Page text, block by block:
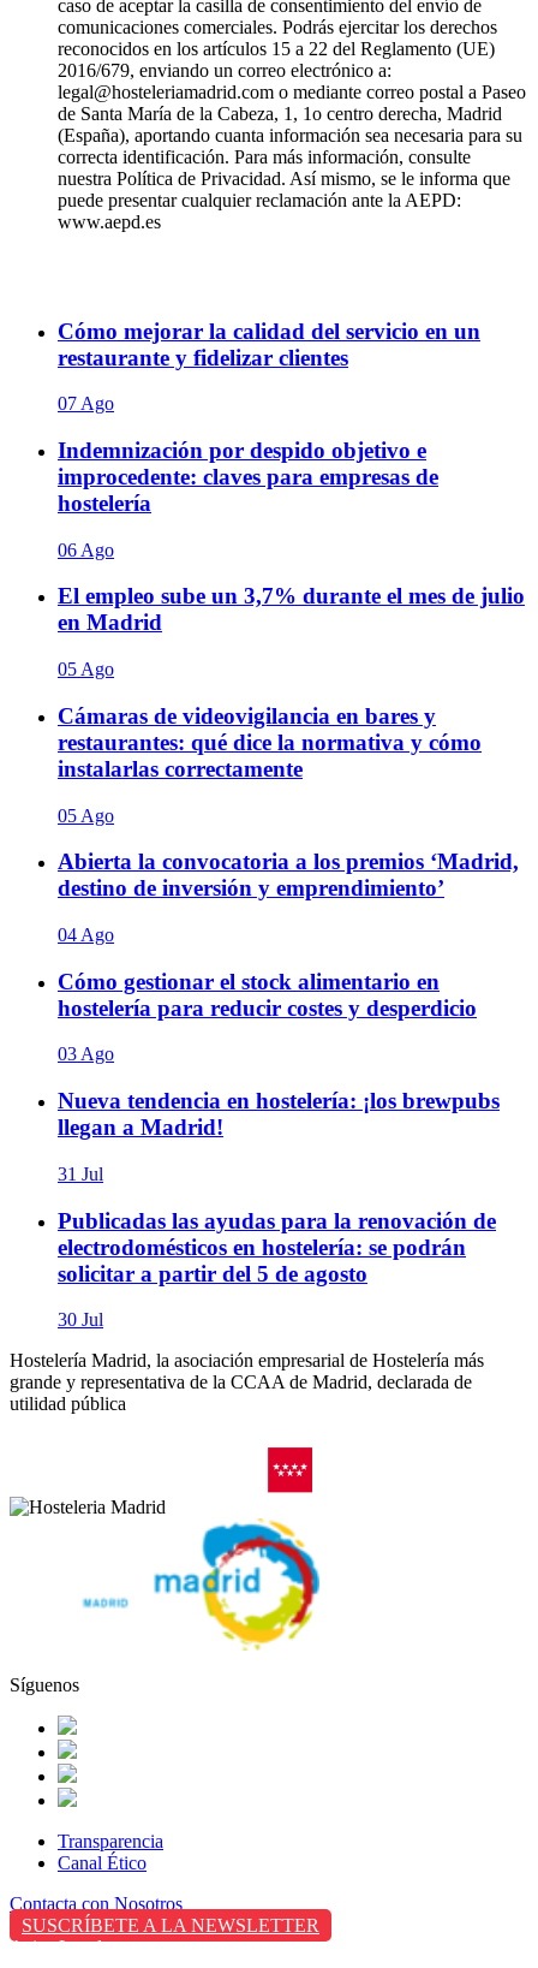
caso de aceptar la casilla de consentimiento del envío de
comunicaciones comerciales. Podrás ejercitar los derechos
reconocidos en los artículos 15 a 22 del Reglamento (UE)
2016/679, enviando un correo electrónico a:
legal@hosteleriamadrid.com o mediante correo postal a Paseo
de Santa María de la Cabeza, 1, 1o centro derecha, Madrid
(España), aportando cuanta información sea necesaria para su
correcta identificación. Para más información, consulte
nuestra Política de Privacidad. Así mismo, se le informa que
puede presentar cualquier reclamación ante la AEPD:
www.aepd.es
Cómo mejorar la calidad del servicio en un
restaurante y fidelizar clientes
07 Ago
Indemnización por despido objetivo e
improcedente: claves para empresas de
hostelería
06 Ago
El empleo sube un 3,7% durante el mes de julio
en Madrid
05 Ago
Cámaras de videovigilancia en bares y
restaurantes: qué dice la normativa y cómo
instalarlas correctamente
05 Ago
Abierta la convocatoria a los premios ‘Madrid,
destino de inversión y emprendimiento’
04 Ago
Cómo gestionar el stock alimentario en
hostelería para reducir costes y desperdicio
03 Ago
Nueva tendencia en hostelería: ¡los brewpubs
llegan a Madrid!
31 Jul
Publicadas las ayudas para la renovación de
electrodomésticos en hostelería: se podrán
solicitar a partir del 5 de agosto
30 Jul
Hostelería Madrid, la asociación empresarial de Hostelería más
grande y representativa de la CCAA de Madrid, declarada de
utilidad pública
Síguenos
Transparencia
Canal Ético
Contacta con Nosotros
SUSCRÍBETE A LA NEWSLETTER
Aviso Legal